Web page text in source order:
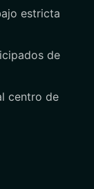
estricta
de
centro de